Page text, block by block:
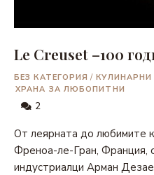
Le Creuset –100
БЕЗ КАТЕГОРИЯ /
ХРАНА ЗА ЛЮБОПИТНИ
2
От леярната до любимите
Френоа-ле-Гран, Франция,
индустриалци Арман